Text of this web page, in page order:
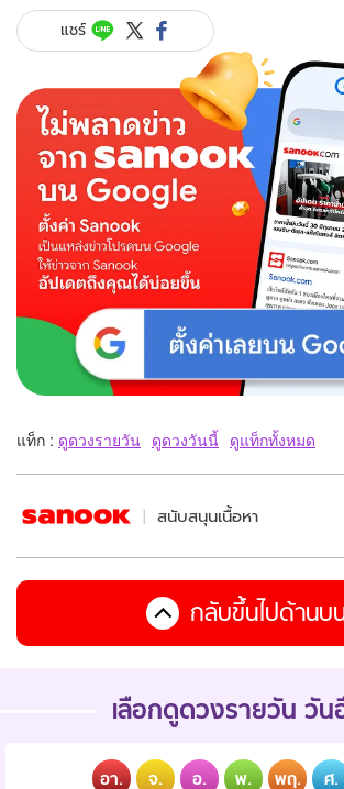
แชร์
แท็ก : ดูดวงรายวัน ดูดวงวันนี้ ดูแท็กทั้งหมด
สนับสนุนเนื้อหา
กลับขึ้นไปด้านบ
เลือกดูดวงรายวัน วัน
อา. จ. อ. พ. พฤ. ศ.